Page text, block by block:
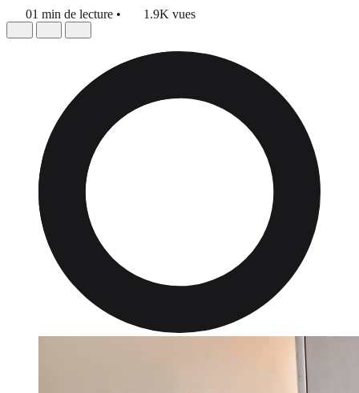
01 min de lecture • 1.9K vues